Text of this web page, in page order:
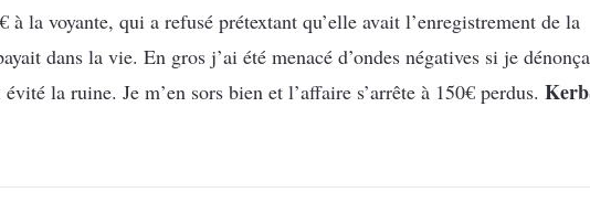
à la voyante, qui a refusé prétextant qu’elle avait l’enregistrement de la
dans la vie. En gros j’ai été menacé d’ondes négatives si je
la ruine. Je m’en sors bien et l’affaire s’arrête à 150€ perdus. Kerb